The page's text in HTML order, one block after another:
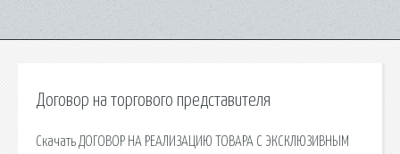
Договор на торгового представителя
Скачать ДОГОВОР НА РЕАЛИЗАЦИЮ ТОВАРА С ЭКСКЛЮЗИВНЫМ